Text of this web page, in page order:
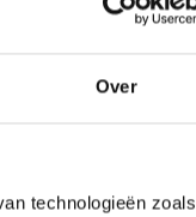
Over
technologieën zoals